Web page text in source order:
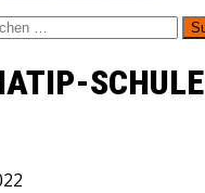
SCHULE